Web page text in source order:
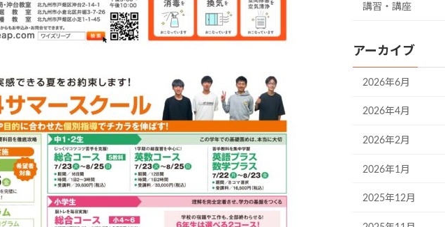
講習・講座
アーカイブ
2026年6月
2026年4月
2026年2月
2026年1月
2025年12月